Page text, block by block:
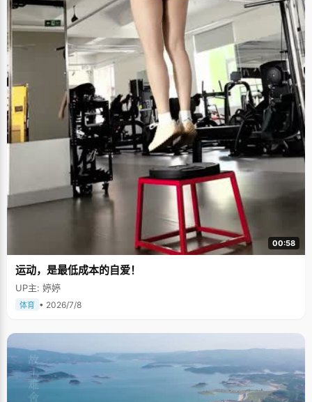
00:58
运动，是最低成本的自爱！
UP主: 婷婷
体育 • 2026/7/8